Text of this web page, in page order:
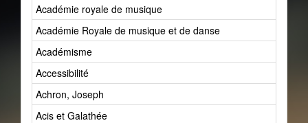
Académie royale de musique
Académie Royale de musique et de danse
Académisme
Accessibilité
Achron, Joseph
Acis et Galathée